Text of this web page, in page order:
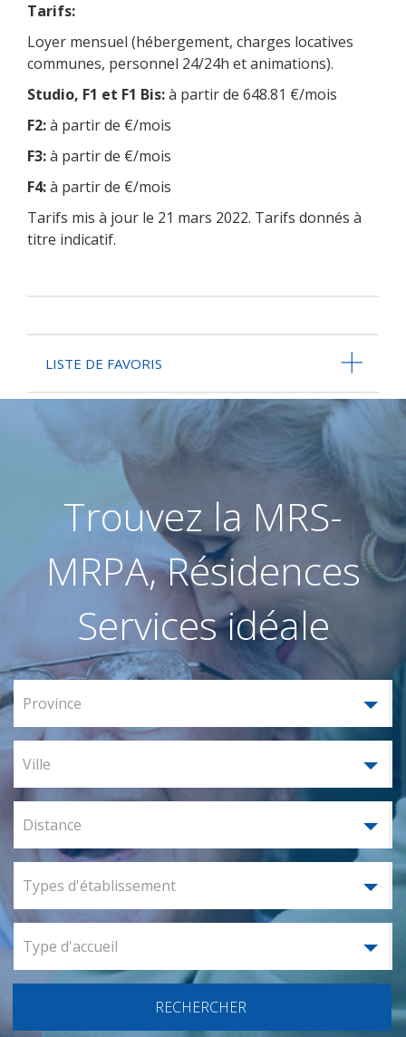
Tarifs:
Loyer mensuel (hébergement, charges locatives
communes, personnel 24/24h et animations).
Studio, F1 et F1 Bis:à partir de 648.81 €/mois
F2:à partir de €/mois
F3:à partir de €/mois
F4:à partir de €/mois
Tarifs mis à jour le 21 mars 2022. Tarifs donnés à
titre indicatif.
LISTE DE FAVORIS
Trouvez la MRS-
MRPA, Résidences
Services idéale
Province
Ville
Distance
Types d'établissement
Type d'accueil
RECHERCHER